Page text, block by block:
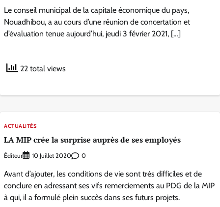
Le conseil municipal de la capitale économique du pays,
Nouadhibou, a au cours d’une réunion de concertation et
d’évaluation tenue aujourd’hui, jeudi 3 février 2021, […]
22 total views
ACTUALITÉS
LA MIP crée la surprise auprès de ses employés
Éditeur 10 Juillet 2020 0
Avant d’ajouter, les conditions de vie sont très difficiles et de
conclure en adressant ses vifs remerciements au PDG de la MIP
à qui, il a formulé plein succès dans ses futurs projets.